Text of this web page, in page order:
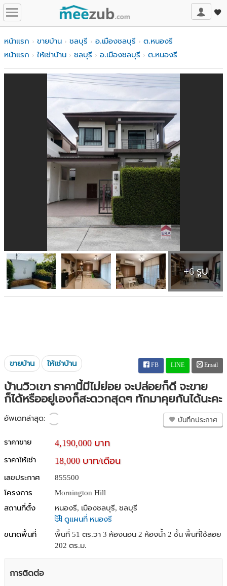
หน้าแรก ขายบ้าน ชลบุรี อ.เมืองชลบุรี
ต.หนองรี
หน้าแรก
ให้เช่าบ้าน ชลบุรี อ.เมืองชลบุรี ต.หนองรี
+6 รูป
ขายบ้าน ให้เช่าบ้าน FB LINE Email
บ้านวิวเขา ราคานี้มีไม่ย่อย จะปล่อยก็ดี จะขาย
ก็ได้หรืออยู่เองก็สะดวกสุดๆ ทักมาคุยกันได้นะคะ
อัพเดทล่าสุด: บันทึกประกาศ
ราคาขาย 4,190,000 บาท
ราคาให้เช่า 18,000 บาท/เดือน
เลขประกาศ
855500
โครงการ
Mornington Hill
สถานที่ตั้ง
หนองรี, เมืองชลบุรี, ชลบุรี
ดูแผนที่ หนองรี
ขนาดพื้นที่
พื้นที่ 51 ตร.วา 3 ห้องนอน 2 ห้องน้ำ 2 ชั้น พื้นที่ใช้สอย
202 ตร.ม.
การติดต่อ